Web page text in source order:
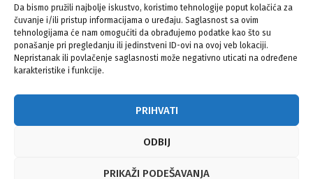
Da bismo pružili najbolje iskustvo, koristimo tehnologije poput kolačića za
čuvanje i/ili pristup informacijama o uređaju. Saglasnost sa ovim
tehnologijama će nam omogućiti da obrađujemo podatke kao što su
ponašanje pri pregledanju ili jedinstveni ID-ovi na ovoj veb lokaciji.
Nepristanak ili povlačenje saglasnosti može negativno uticati na određene
karakteristike i funkcije.
PRIHVATI
ODBIJ
PRIKAŽI PODEŠAVANJA
Mimohod za žrtve genocida u Srebrenici i ove godine
na ulicama Rijeke
© Vijeće bošnjačke nacionalne manjine Grada Zagreba 2026